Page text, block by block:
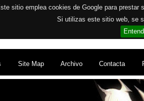
sitio emplea cookies de Google para
Si utilizas este sitio web, se
Site Map Archivo Contacta